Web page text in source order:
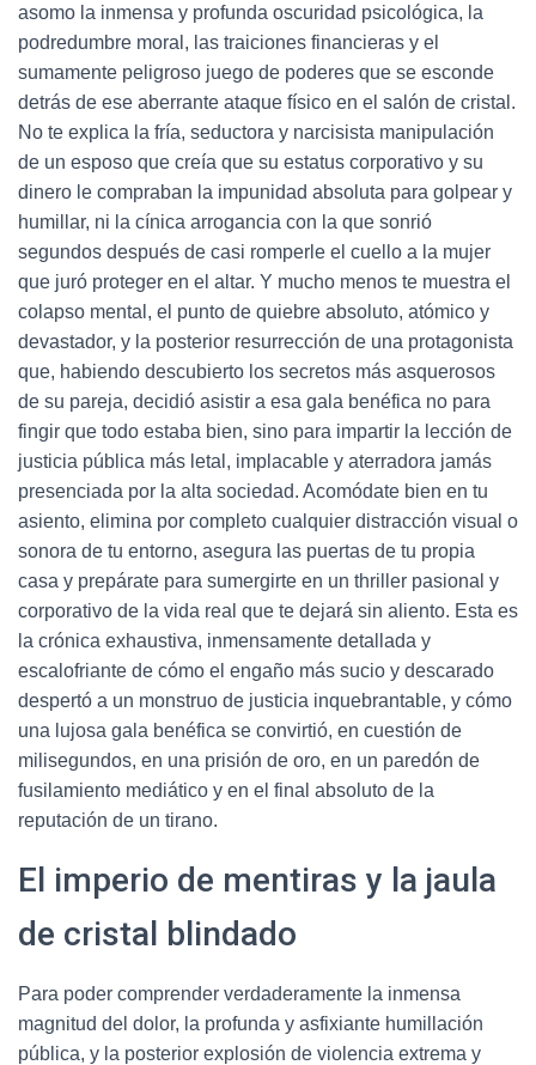
asomo la inmensa y profunda oscuridad psicológica, la
podredumbre moral, las traiciones financieras y el
sumamente peligroso juego de poderes que se esconde
detrás de ese aberrante ataque físico en el salón de cristal.
No te explica la fría, seductora y narcisista manipulación
de un esposo que creía que su estatus corporativo y su
dinero le compraban la impunidad absoluta para golpear y
humillar, ni la cínica arrogancia con la que sonrió
segundos después de casi romperle el cuello a la mujer
que juró proteger en el altar. Y mucho menos te muestra el
colapso mental, el punto de quiebre absoluto, atómico y
devastador, y la posterior resurrección de una protagonista
que, habiendo descubierto los secretos más asquerosos
de su pareja, decidió asistir a esa gala benéfica no para
fingir que todo estaba bien, sino para impartir la lección de
justicia pública más letal, implacable y aterradora jamás
presenciada por la alta sociedad. Acomódate bien en tu
asiento, elimina por completo cualquier distracción visual o
sonora de tu entorno, asegura las puertas de tu propia
casa y prepárate para sumergirte en un thriller pasional y
corporativo de la vida real que te dejará sin aliento. Esta es
la crónica exhaustiva, inmensamente detallada y
escalofriante de cómo el engaño más sucio y descarado
despertó a un monstruo de justicia inquebrantable, y cómo
una lujosa gala benéfica se convirtió, en cuestión de
milisegundos, en una prisión de oro, en un paredón de
fusilamiento mediático y en el final absoluto de la
reputación de un tirano.
El imperio de mentiras y la jaula
de cristal blindado
Para poder comprender verdaderamente la inmensa
magnitud del dolor, la profunda y asfixiante humillación
pública, y la posterior explosión de violencia extrema y